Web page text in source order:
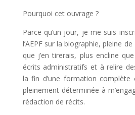
Pourquoi cet ouvrage ?
Parce qu’un jour, je me suis
l’AEPF sur la biographie, pleine
que j’en tirerais, plus encline
écrits administratifs et à relire
la fin d’une formation complète
pleinement déterminée à
rédaction de récits.